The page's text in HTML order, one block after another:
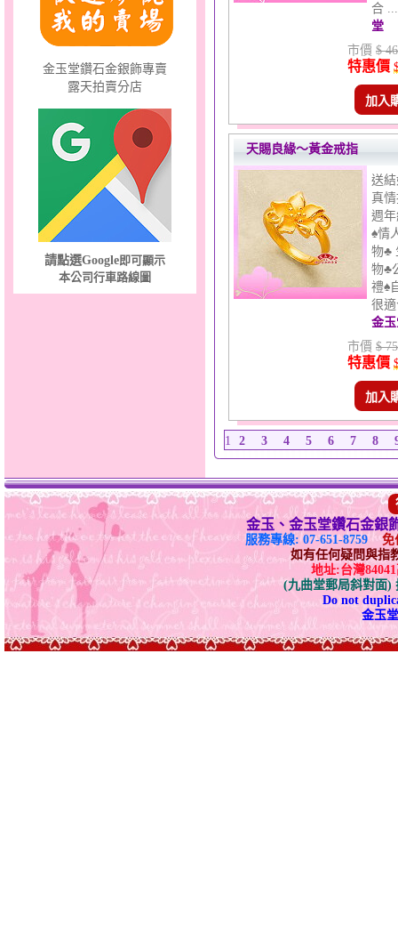
金玉堂鑽石金銀飾專賣
露天拍賣分店
請點選Google即可顯示
本公司行車路線圖
合
堂
市價 $
特惠價
加入
天賜良緣～黃金戒指
送
真
週
♠情
物♣
物♣
禮♠
很
金
市價 $
特惠價
加入
1 2 3 4 5 6 7 8
金玉、金玉堂鑽石金銀
服務專線: 07-651-8759
免
如有任何疑問與指
地址:台灣
(九曲堂郵局斜對面)
Do not
金玉